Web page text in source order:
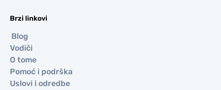
Brzi linkovi
Blog
Vodiči
O tome
Pomoć i podrška
Uslovi i odredbe